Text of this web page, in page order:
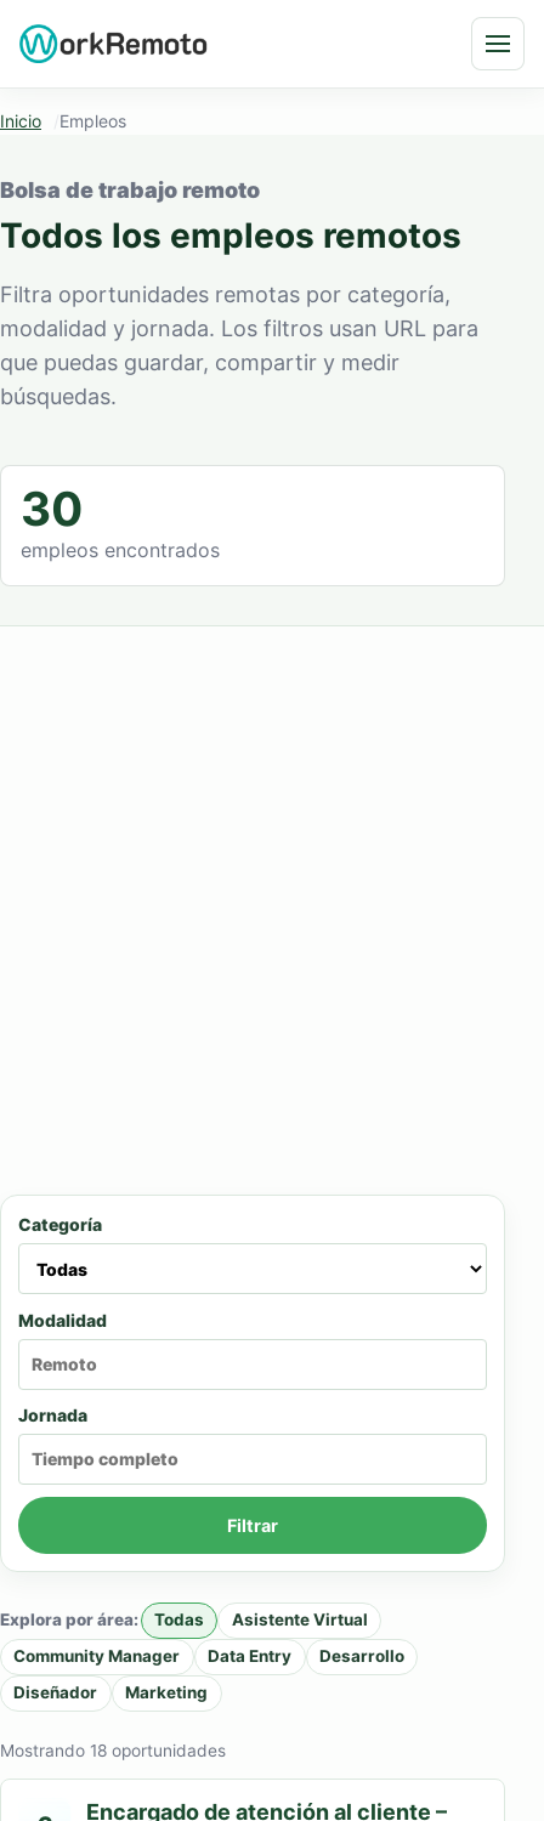
Inicio Empleos
Bolsa de trabajo remoto
Todos los empleos remotos
Filtra oportunidades remotas por categoría,
modalidad y jornada. Los filtros usan URL para
que puedas guardar, compartir y medir
búsquedas.
30
empleos encontrados
Categoría
Modalidad
Jornada
Filtrar
Explora por área: Todas
Asistente Virtual
Community Manager
Data Entry
Desarrollo
Diseñador
Marketing
Mostrando 18 oportunidades
Encargado de atención al cliente –